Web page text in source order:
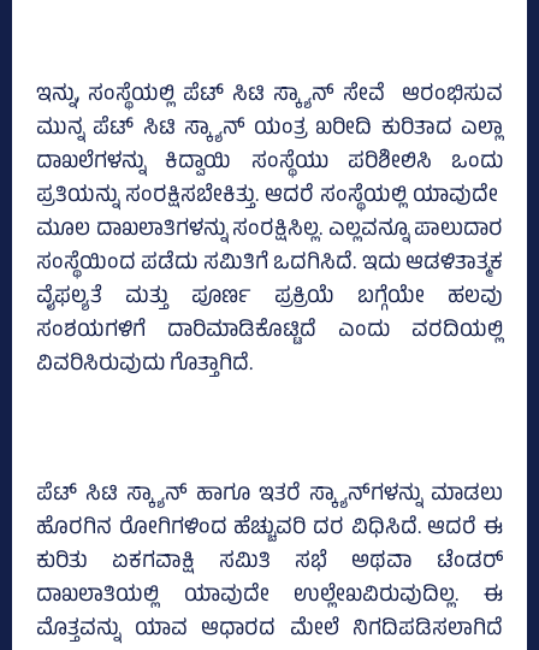
ಇನ್ನು, ಸಂಸ್ಥೆಯಲ್ಲಿ ಪೆಟ್‌ ಸಿಟಿ ಸ್ಕ್ಯಾನ್‌ ಸೇವೆ ಆರಂಭಿಸುವ
ಮುನ್ನ ಪೆಟ್‌ ಸಿಟಿ ಸ್ಕ್ಯಾನ್‌ ಯಂತ್ರ ಖರೀದಿ ಕುರಿತಾದ ಎಲ್ಲಾ
ದಾಖಲೆಗಳನ್ನು ಕಿದ್ವಾಯಿ ಸಂಸ್ಥೆಯು ಪರಿಶೀಲಿಸಿ ಒಂದು
ಪ್ರತಿಯನ್ನು ಸಂರಕ್ಷಿಸಬೇಕಿತ್ತು. ಆದರೆ ಸಂಸ್ಥೆಯಲ್ಲಿ ಯಾವುದೇ
ಮೂಲ ದಾಖಲಾತಿಗಳನ್ನು ಸಂರಕ್ಷಿಸಿಲ್ಲ. ಎಲ್ಲವನ್ನೂ ಪಾಲುದಾರ
ಸಂಸ್ಥೆಯಿಂದ ಪಡೆದು ಸಮಿತಿಗೆ ಒದಗಿಸಿದೆ. ಇದು ಆಡಳಿತಾತ್ಮಕ
ವೈಫಲ್ಯತೆ ಮತ್ತು ಪೂರ್ಣ ಪ್ರಕ್ರಿಯೆ ಬಗ್ಗೆಯೇ ಹಲವು
ಸಂಶಯಗಳಿಗೆ ದಾರಿಮಾಡಿಕೊಟ್ಟಿದೆ ಎಂದು ವರದಿಯಲ್ಲಿ
ವಿವರಿಸಿರುವುದು ಗೊತ್ತಾಗಿದೆ.
ಪೆಟ್‌ ಸಿಟಿ ಸ್ಕ್ಯಾನ್‌ ಹಾಗೂ ಇತರೆ ಸ್ಕ್ಯಾನ್‌ಗಳನ್ನು ಮಾಡಲು
ಹೊರಗಿನ ರೋಗಿಗಳಿಂದ ಹೆಚ್ಚುವರಿ ದರ ವಿಧಿಸಿದೆ. ಆದರೆ ಈ
ಕುರಿತು ಏಕಗವಾಕ್ಷಿ ಸಮಿತಿ ಸಭೆ ಅಥವಾ ಟೆಂಡರ್‌
ದಾಖಲಾತಿಯಲ್ಲಿ ಯಾವುದೇ ಉಲ್ಲೇಖವಿರುವುದಿಲ್ಲ. ಈ
ಮೊತ್ತವನ್ನು ಯಾವ ಆಧಾರದ ಮೇಲೆ ನಿಗದಿಪಡಿಸಲಾಗಿದೆ